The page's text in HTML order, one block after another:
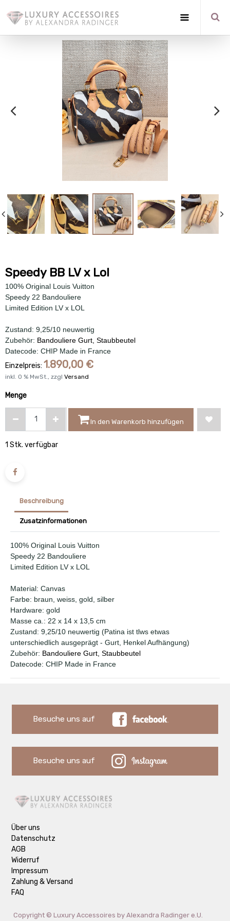
Speedy BB LV x Lol
100% Original Louis Vuitton
Speedy 22 Bandouliere
Limited Edition LV x LOL
Zustand: 9,25/10 neuwertig
Zubehör: Bandouliere Gurt, Staubbeutel
Datecode: CHIP Made in France
Einzelpreis: 1.890,00 €
inkl. 0 % MwSt., zzgl Versand
Menge
In den Warenkorb hinzufügen
1 Stk. verfügbar
Beschreibung
Zusatzinformationen
100% Original Louis Vuitton
Speedy 22 Bandouliere
Limited Edition LV x LOL
Material: Canvas
Farbe: braun, weiss, gold, silber
Hardware: gold
Masse ca.: 22 x 14 x 13,5 cm
Zustand: 9,25/10 neuwertig (Patina ist tlws etwas
unterschiedlich ausgeprägt - Gurt, Henkel Aufhängung)
Zubehör: Bandouliere Gurt, Staubbeutel
Datecode: CHIP Made in France
Besuche uns auf
Besuche uns auf
Über uns
Datenschutz
AGB
Widerruf
Impressum
Zahlung & Versand
FAQ
Copyright © Luxury Accessoires by Alexandra Radinger e.U.